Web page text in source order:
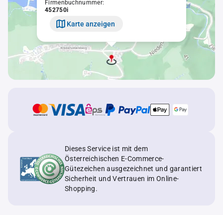
Firmenbuchnummer:
452750i
Karte anzeigen
Dieses Service ist mit dem
Österreichischen E-Commerce-
Gütezeichen ausgezeichnet und garantiert
Sicherheit und Vertrauen im Online-
Shopping.